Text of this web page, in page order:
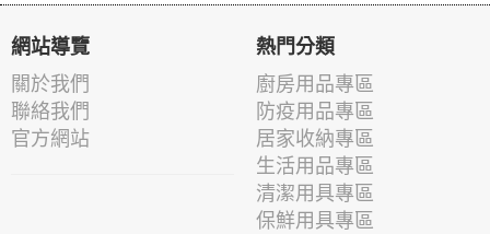
網站導覽
關於我們
聯絡我們
官方網站
熱門分類
廚房用品專區
防疫用品專區
居家收納專區
生活用品專區
清潔用具專區
保鮮用具專區